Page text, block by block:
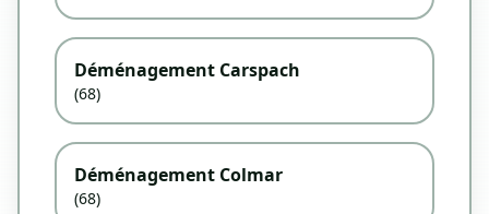
Déménagement Carspach
(68)
Déménagement Colmar
(68)